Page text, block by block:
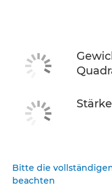
Bitte die
beachten